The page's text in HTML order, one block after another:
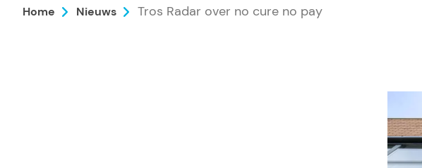
Home Nieuws Tros Radar over no cure no pay